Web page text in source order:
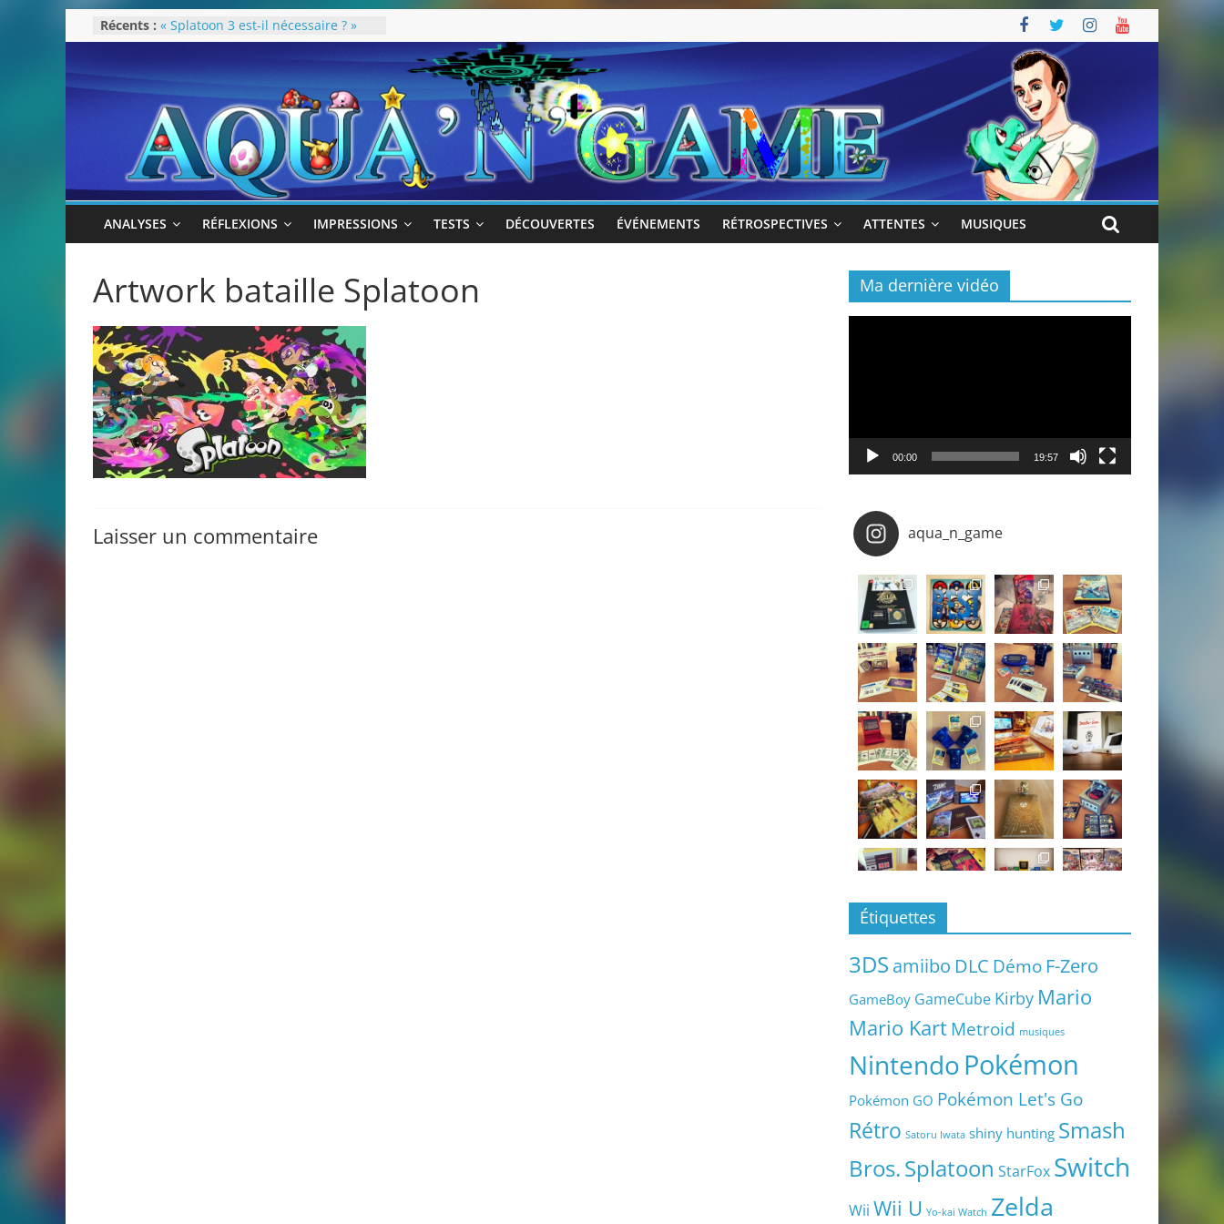
Passer
au
Récents : « Splatoon 3 est-il nécessaire ? »
« Dans les coulisses des JV Harry
Pokémon Écarlate : ceci est une
révolution (ou pas) !
Attentes 2023
Rétrospective 2022
ANALYSES RÉFLEXIONS IMPRESSIONS TESTS DÉCOUVERTES ÉVÉNEMENTS RÉTROSPECTIVES ATTENTES MUSIQUES
Artwork bataille Splatoon
Laisser un commentaire
Ma dernière vidéo
00:00 19:57
aqua_n_game
Étiquettes
3DS amiibo DLC Démo F-Zero
GameBoy GameCube Kirby Mario
Mario KartMetroid musiques
NintendoPokémon
Pokémon GO Pokémon Let's Go
Rétro Satoru Iwata shiny hunting Smash
Bros.Splatoon StarFox Switch
Wii Wii U Yo-kai Watch Zelda